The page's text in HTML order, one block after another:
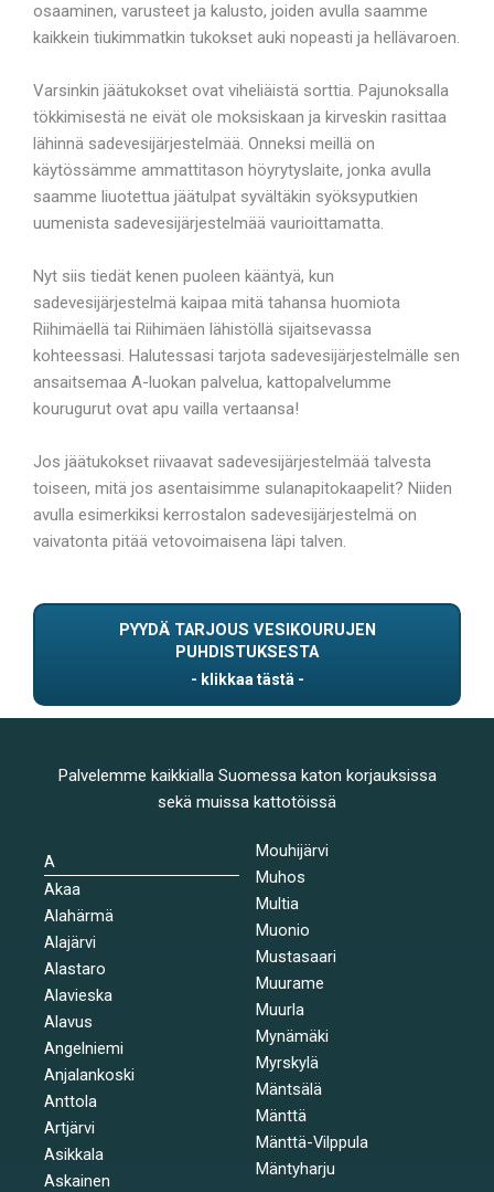
osaaminen, varusteet ja kalusto, joiden avulla saamme
kaikkein tiukimmatkin tukokset auki nopeasti ja hellävaroen.
Varsinkin jäätukokset ovat viheliäistä sorttia. Pajunoksalla
tökkimisestä ne eivät ole moksiskaan ja kirveskin rasittaa
lähinnä sadevesijärjestelmää. Onneksi meillä on
käytössämme ammattitason höyrytyslaite, jonka avulla
saamme liuotettua jäätulpat syvältäkin syöksyputkien
uumenista sadevesijärjestelmää vaurioittamatta.
Nyt siis tiedät kenen puoleen kääntyä, kun
sadevesijärjestelmä kaipaa mitä tahansa huomiota
Riihimäellä tai Riihimäen lähistöllä sijaitsevassa
kohteessasi. Halutessasi tarjota sadevesijärjestelmälle sen
ansaitsemaa A-luokan palvelua, kattopalvelumme
kourugurut ovat apu vailla vertaansa!
Jos jäätukokset riivaavat sadevesijärjestelmää talvesta
toiseen, mitä jos asentaisimme sulanapitokaapelit? Niiden
avulla esimerkiksi kerrostalon sadevesijärjestelmä on
vaivatonta pitää vetovoimaisena läpi talven.
PYYDÄ TARJOUS VESIKOURUJEN
PUHDISTUKSESTA
Palvelemme kaikkialla Suomessa katon korjauksissa
sekä muissa kattotöissä
A
Akaa
Alahärmä
Alajärvi
Alastaro
Alavieska
Alavus
Angelniemi
Anjalankoski
Anttola
Artjärvi
Asikkala
Askainen
Mouhijärvi
Muhos
Multia
Muonio
Mustasaari
Muurame
Muurla
Mynämäki
Myrskylä
Mäntsälä
Mänttä
Mänttä-Vilppula
Mäntyharju